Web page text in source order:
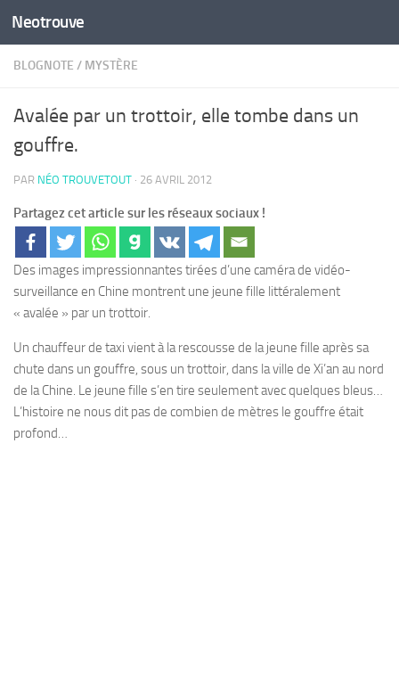
Skip to content
Neotrouve
BLOGNOTE / MYSTÈRE
Avalée par un trottoir, elle tombe dans un
gouffre.
PAR NÉO TROUVETOUT · 26 AVRIL 2012
Partagez cet article sur les réseaux sociaux !
Des images impressionnantes tirées d’une caméra de vidéo-
surveillance en Chine montrent une jeune fille littéralement
« avalée » par un trottoir.
Un chauffeur de taxi vient à la rescousse de la jeune fille après sa
chute dans un gouffre, sous un trottoir, dans la ville de Xi’an au nord
de la Chine. Le jeune fille s’en tire seulement avec quelques bleus…
L’histoire ne nous dit pas de combien de mètres le gouffre était
profond…